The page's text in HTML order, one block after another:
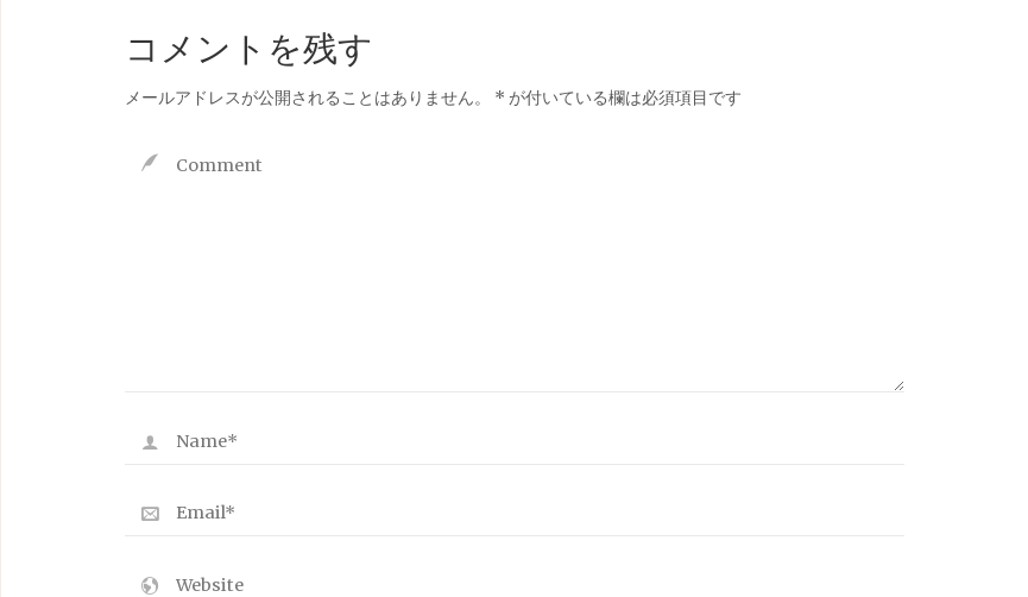
コメントを残す
メールアドレスが公開されることはありません。 * が付いている欄は必須項目です